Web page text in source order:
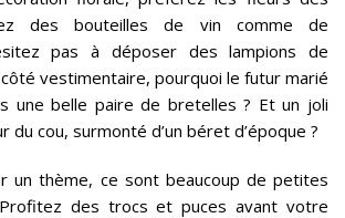
des bouteilles de vin comme de
pas à déposer des lampions de
vestimentaire, pourquoi le futur marié
une belle paire de bretelles ? Et un joli
du cou, surmonté d’un béret d’époque ?
un thème, ce sont beaucoup de petites
des trocs et puces avant votre